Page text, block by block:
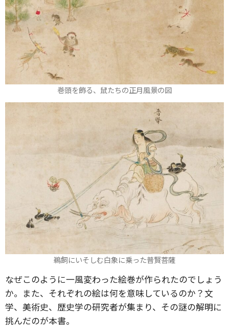
巻頭を飾る、鼠たちの正月風景の図
鵜飼にいそしむ白象に乗った普賢菩薩
なぜこのように一風変わった絵巻が作られたのでしょう
か。また、それぞれの絵は何を意味しているのか？文
学、美術史、歴史学の研究者が集まり、その謎の解明に
挑んだのが本書。